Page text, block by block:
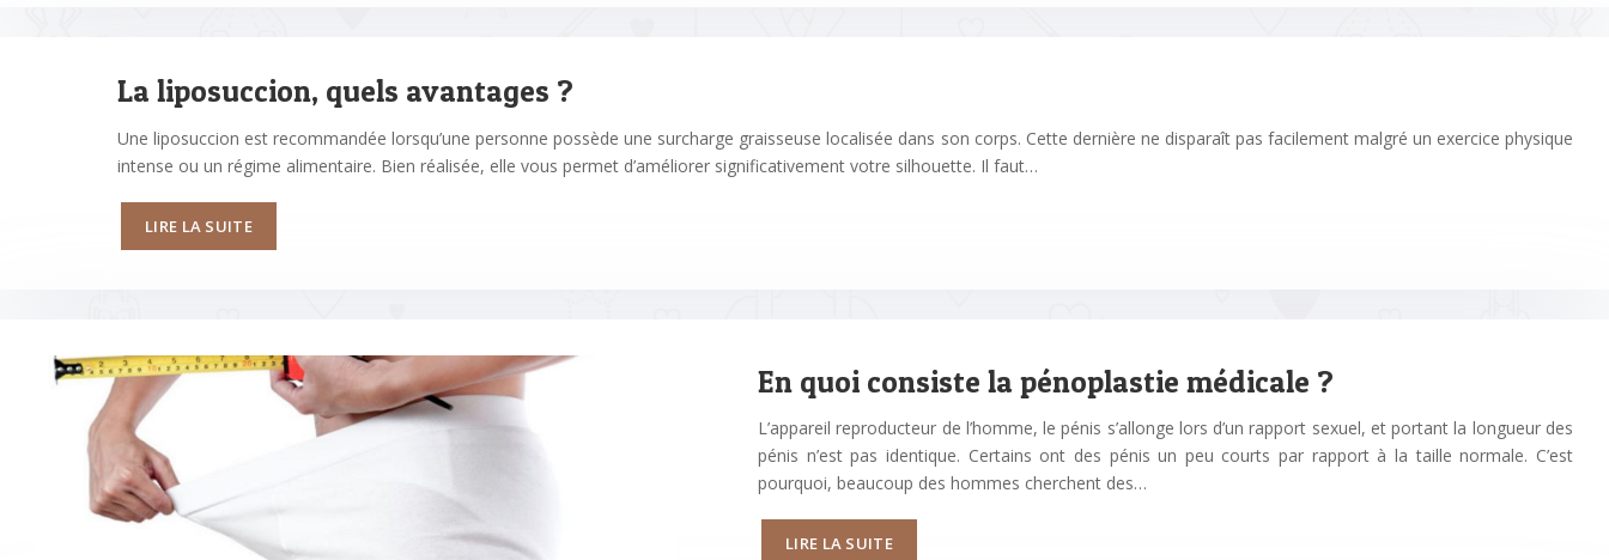
La liposuccion, quels avantages ?
Une liposuccion est recommandée lorsqu’une personne possède une surcharge graisseuse localisée dans son corps. Cette dernière ne disparaît pas facilement malgré un exercice physique
intense ou un régime alimentaire. Bien réalisée, elle vous permet d’améliorer significativement votre silhouette. Il faut…
LIRE LA SUITE
En quoi consiste la pénoplastie médicale ?
L’appareil reproducteur de l’homme, le pénis s’allonge lors d’un rapport sexuel, et portant la longueur des
pénis n’est pas identique. Certains ont des pénis un peu courts par rapport à la taille normale. C’est
pourquoi, beaucoup des hommes cherchent des…
LIRE LA SUITE